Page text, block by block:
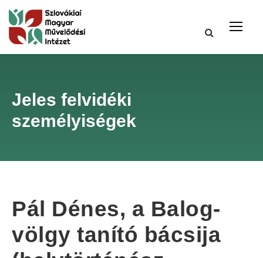
Jeles felvidéki
személyiségek
Pál Dénes, a Balog-
völgy tanító bácsija